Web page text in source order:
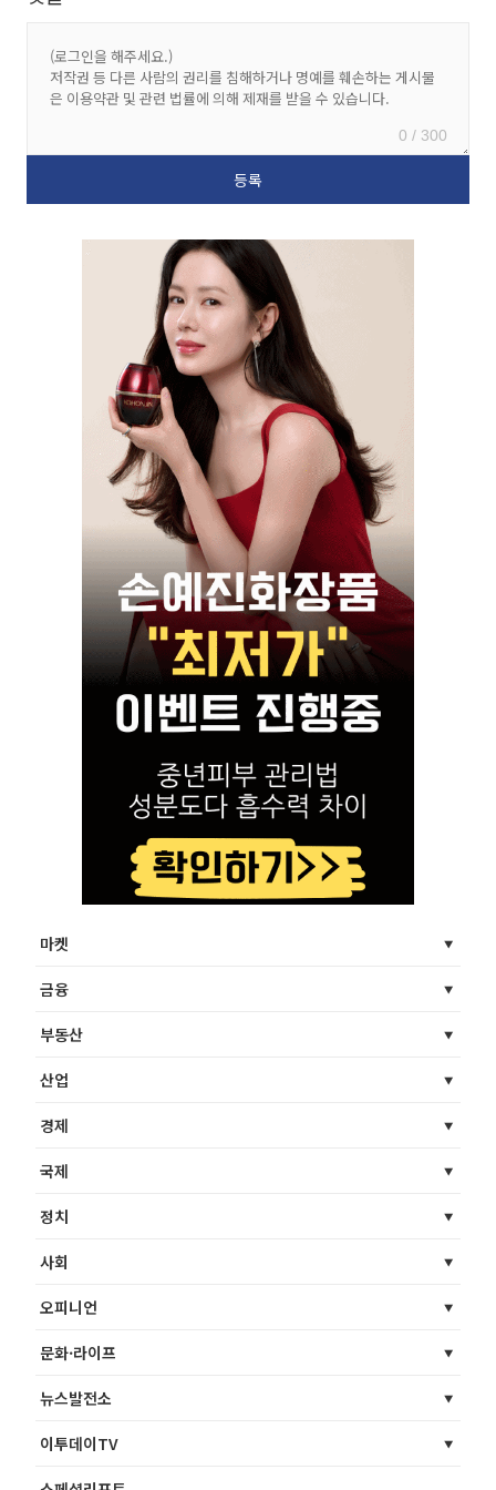
0 / 300
마켓
금융
부동산
산업
경제
국제
정치
사회
오피니언
문화·라이프
뉴스발전소
이투데이TV